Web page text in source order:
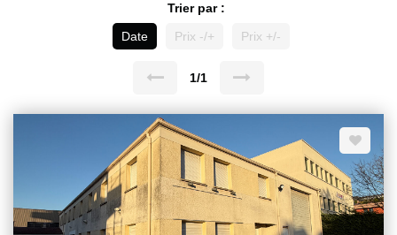
Trier par :
Date
Prix -/+ Prix +/-
1/1